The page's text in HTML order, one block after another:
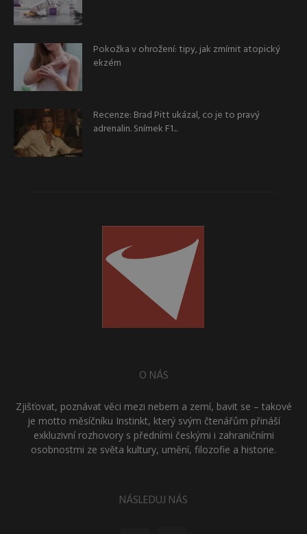
Pokožka v ohrožení: tipy, jak zmírnit atopický
ekzém
Recenze: Brad Pitt ukázal, co je to pravý
adrenalin. Snímek F1...
O NÁS
Zjišťovat, poznávat věci mezi nebem a zemí, bavit se – takové
je motto měsíčníku Instinkt, který svým čtenářům přináší
exkluzivní rozhovory s předními českými i zahraničními
osobnostmi ze světa kultury, umění, filozofie a historie.
NÁSLEDUJ NÁS